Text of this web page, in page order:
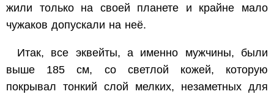
жили только на своей планете и крайне мало
чужаков допускали на неё.
Итак, все эквейты, а именно мужчины, были
выше 185 см, со светлой кожей, которую
покрывал тонкий слой мелких, незаметных для